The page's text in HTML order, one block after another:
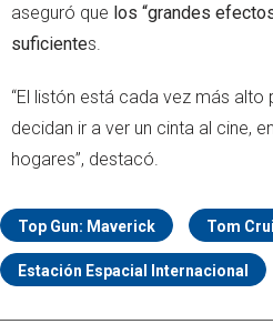
aseguró que los “grandes
suficientes.
“El listón está cada vez más
decidan ir a ver un cinta al cine,
hogares”, destacó.
Top Gun: Maverick Tom
Estación Espacial Internacional